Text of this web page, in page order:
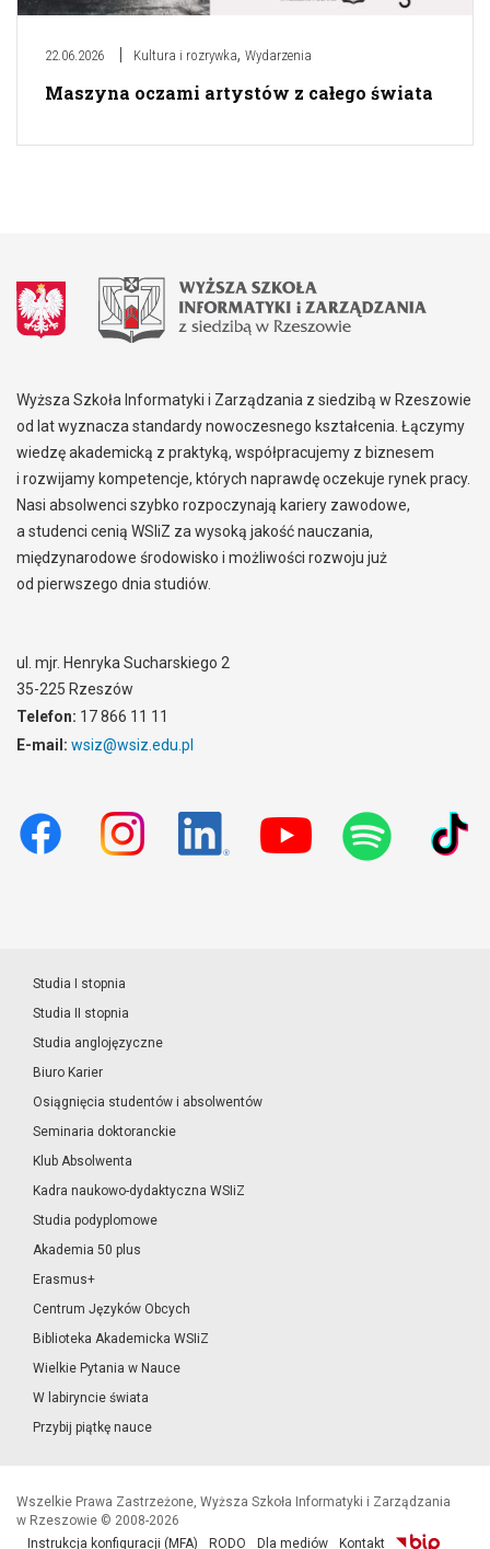
22.06.2026 Kultura i rozrywka, Wydarzenia
Maszyna oczami artystów z całego świata
Wyższa Szkoła Informatyki i Zarządzania z siedzibą w Rzeszowie
od lat wyznacza standardy nowoczesnego kształcenia. Łączymy
wiedzę akademicką z praktyką, współpracujemy z biznesem
i rozwijamy kompetencje, których naprawdę oczekuje rynek pracy.
Nasi absolwenci szybko rozpoczynają kariery zawodowe,
a studenci cenią WSIiZ za wysoką jakość nauczania,
międzynarodowe środowisko i możliwości rozwoju już
od pierwszego dnia studiów.
ul. mjr. Henryka Sucharskiego 2
35-225 Rzeszów
Telefon: 17 866 11 11
E-mail: wsiz@wsiz.edu.pl
Studia I stopnia
Studia II stopnia
Studia anglojęzyczne
Biuro Karier
Osiągnięcia studentów i absolwentów
Seminaria doktoranckie
Klub Absolwenta
Kadra naukowo-dydaktyczna WSIiZ
Studia podyplomowe
Akademia 50 plus
Erasmus+
Centrum Języków Obcych
Biblioteka Akademicka WSIiZ
Wielkie Pytania w Nauce
W labiryncie świata
Przybij piątkę nauce
Wszelkie Prawa Zastrzeżone, Wyższa Szkoła Informatyki i Zarządzania
w Rzeszowie © 2008-2026
Instrukcja konfiguracji (MFA)
RODO Dla mediów Kontakt